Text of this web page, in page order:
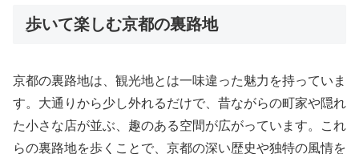
歩いて楽しむ京都の裏路地
京都の裏路地は、観光地とは一味違った魅力を持っていま
す。大通りから少し外れるだけで、昔ながらの町家や隠れ
た小さな店が並ぶ、趣のある空間が広がっています。これ
らの裏路地を歩くことで、京都の深い歴史や独特の風情を